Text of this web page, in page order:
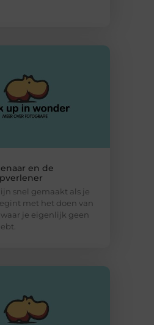
en de
snel gemaakt als je
met het doen van
je eigenlijk geen